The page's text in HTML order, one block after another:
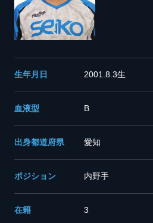
生年月日 2001.8.3生
血液型 B
出身都道府県 愛知
ポジション 内野手
在籍 3